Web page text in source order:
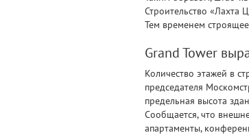
Строительство «Лахта
Тем временем
Grand Tower
Количество этажей в
председателя
предельная высота
Сообщается, что
апартаменты,